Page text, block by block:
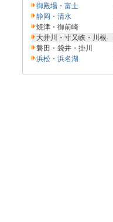
御殿場・富士
静岡・清水
焼津・御前崎
大井川・寸又峡・川根
磐田・袋井・掛川
浜松・浜名湖